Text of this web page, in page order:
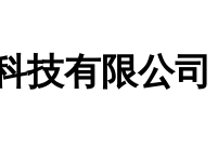
技有限公司